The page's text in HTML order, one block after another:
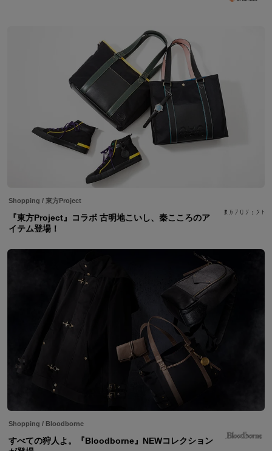
Shopping / 東方Project
『東方Project』コラボ 古明地こいし、秦こころのア
イテム登場！
Shopping / Bloodborne
すべての狩人よ。『Bloodborne』NEWコレクション